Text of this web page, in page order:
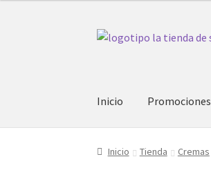
Ir
Ir
Inicio Promociones
Inicio Tienda Cremas